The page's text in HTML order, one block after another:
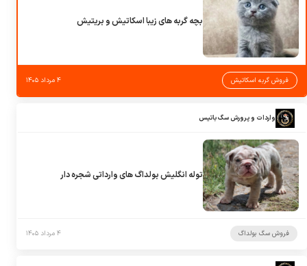
بچه گربه های زیبا اسکاتیش و بریتیش
فروش گربه اسکاتیش ۴ مرداد ۱۴۰۵
واردات و پرورش سگ باتیس
توله انگلیش بولداگ های وارداتی شجره دار
فروش سگ بولداگ ۴ مرداد ۱۴۰۵